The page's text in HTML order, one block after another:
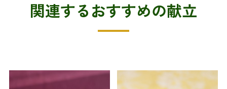
関連するおすすめの献立